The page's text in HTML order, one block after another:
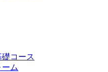
コース
ム